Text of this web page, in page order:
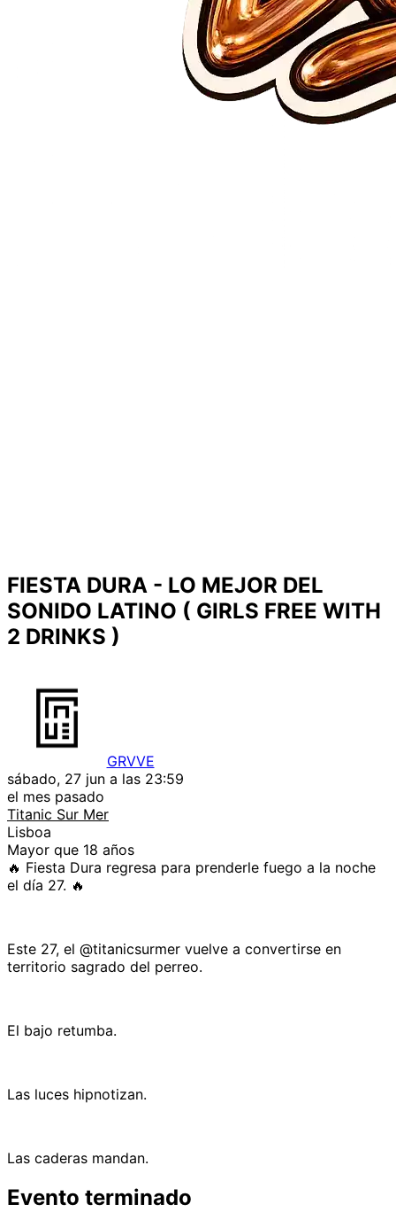
FIESTA DURA - LO MEJOR DEL
SONIDO LATINO ( GIRLS FREE WITH
2 DRINKS )
GRVVE
sábado, 27 jun a las 23:59
el mes pasado
Titanic Sur Mer
Lisboa
Mayor que 18 años
🔥 Fiesta Dura regresa para prenderle fuego a la noche
el día 27. 🔥
Este 27, el @titanicsurmer vuelve a convertirse en
territorio sagrado del perreo.
El bajo retumba.
Las luces hipnotizan.
Las caderas mandan.
Evento terminado